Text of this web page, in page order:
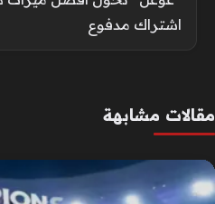
اشتراك مدفوع
مقالات مشابهة